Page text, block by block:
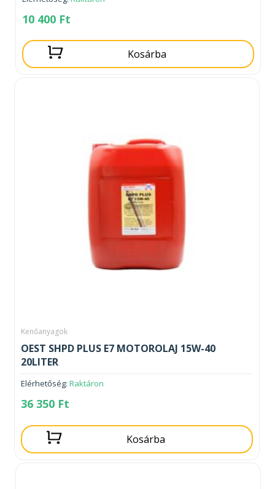
10 400 Ft
Kosárba
Kenőanyagok
OEST SHPD PLUS E7 MOTOROLAJ 15W-40
20LITER
Elérhetőség: Raktáron
36 350 Ft
Kosárba